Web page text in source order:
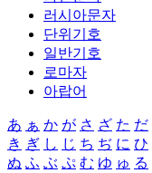
러시아문자
단위기호
일반기호
로마자
아랍어
あ ぁ か が さ ざ た だ
き ぎ し じ ち ぢ に ひ
ぬ ふ ぶ ぷ む ゆ ゅ る